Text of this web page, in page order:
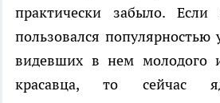
практически забыло.
пользовался
видевших в нем молодого
красавца, то сейчас